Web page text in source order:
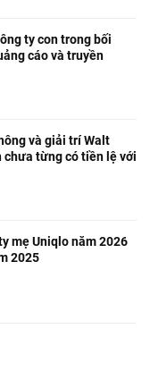
ty con trong bối
cáo và truyền
và giải trí Walt
chưa từng có tiền lệ với
mẹ Uniqlo năm 2026
2025